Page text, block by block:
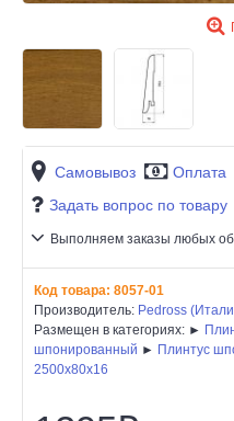
Самовывоз Оплата
Задать вопрос по товару
Выполняем заказы любых
Код товара: 8057-01
Производитель: Pedross
Размещен в категориях: ►
шпонированный ► Плинтус
2500х80х16